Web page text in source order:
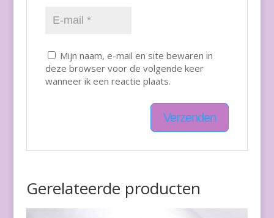
Mijn naam, e-mail en site bewaren in
deze browser voor de volgende keer
wanneer ik een reactie plaats.
Gerelateerde producten